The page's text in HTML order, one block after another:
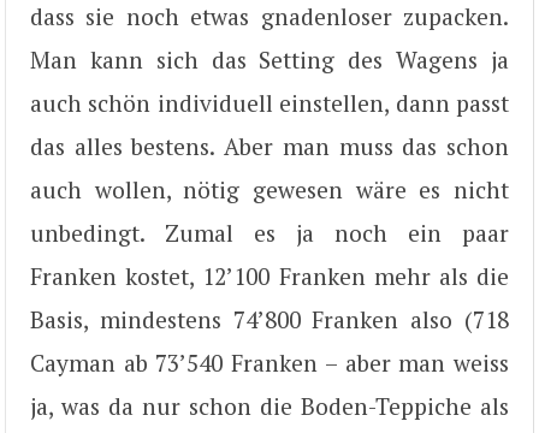
dass sie noch etwas gnadenloser zupacken.
Man kann sich das Setting des Wagens ja
auch schön individuell einstellen, dann passt
das alles bestens. Aber man muss das schon
auch wollen, nötig gewesen wäre es nicht
unbedingt. Zumal es ja noch ein paar
Franken kostet, 12’100 Franken mehr als die
Basis, mindestens 74’800 Franken also (718
Cayman ab 73’540 Franken – aber man weiss
ja, was da nur schon die Boden-Teppiche als